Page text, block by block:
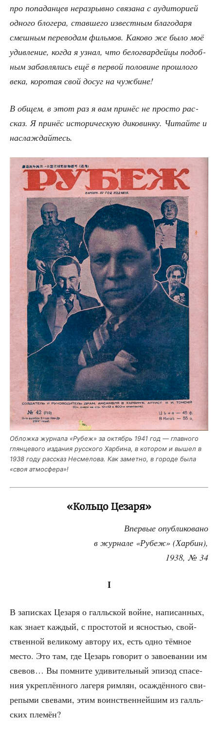
про попа­дан­цев нераз­рыв­но свя­за­на с ауди­то­ри­ей
одно­го бло­ге­ра, став­ше­го извест­ным бла­го­да­ря
смеш­ным пере­во­дам филь­мов. Како­во же было моё
удив­ле­ние, когда я узнал, что бело­гвар­дей­цы подоб­
ным забав­ля­лись ещё в пер­вой поло­вине про­шло­го
века, коро­тая свой досуг на чужбине!
В общем, в этот раз я вам при­нёс не про­сто рас­
сказ. Я при­нёс исто­ри­че­скую дико­вин­ку. Читай­те и
наслаждайтесь.
Облож­ка жур­на­ла «Рубеж» за октябрь 1941 год — глав­но­го
глян­це­во­го изда­ния рус­ско­го Хар­би­на, в кото­ром и вышел в
1938 году рас­сказ Несме­ло­ва. Как замет­но, в горо­де была
«своя атмосфера»!
«Кольцо Цезаря»
Впер­вые опуб­ли­ко­ва­но
в жур­на­ле «Рубеж» (Хар­бин),
1938, № 34
I
В запис­ках Цеза­ря о галль­ской войне, напи­сан­ных,
как зна­ет каж­дый, с про­сто­той и ясно­стью, свой­
ствен­ной вели­ко­му авто­ру их, есть одно тём­ное
место. Это там, где Цезарь гово­рит о заво­е­ва­нии им
све­вов… Вы помни­те уди­ви­тель­ный эпи­зод спа­се­
ния укреп­лён­но­го лаге­ря рим­лян, оса­ждён­но­го сви­
ре­пы­ми све­ва­ми, этим воин­ствен­ней­шим из галль­
ских племён?